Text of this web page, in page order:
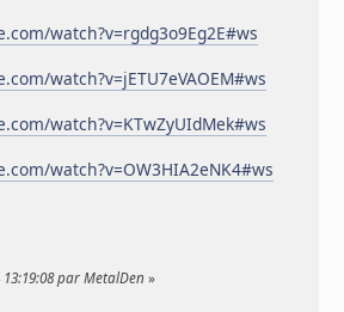
watch?v=rgdg3o9Eg2E#ws
watch?v=jETU7eVAOEM#ws
watch?v=KTwZyUIdMek#ws
watch?v=OW3HIA2eNK4#ws
par MetalDen »